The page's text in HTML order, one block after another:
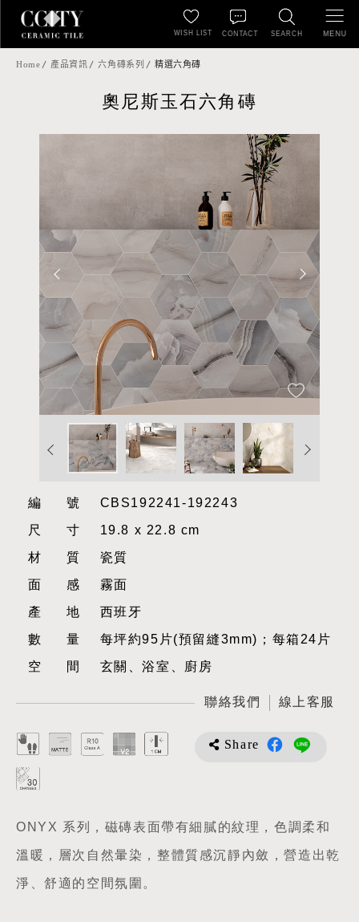
SEARCH
WISH LIST CONTACT MENU
Home 產品資訊 六角磚系列 精選六角磚
奧尼斯玉石六角磚
編號CBS192241-192243
尺寸19.8 x 22.8 cm
材質瓷質
面感霧面
產地西班牙
數量每坪約95片(預留縫3mm)；每箱24片
空間玄關、浴室、廚房
聯絡我們 線上客服
Share
ONYX 系列，磁磚表面帶有細膩的紋理，色調柔和
溫暖，層次自然暈染，整體質感沉靜內斂，營造出乾
淨、舒適的空間氛圍。